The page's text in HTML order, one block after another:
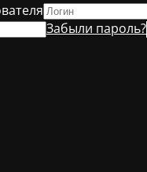
Забыли пароль?